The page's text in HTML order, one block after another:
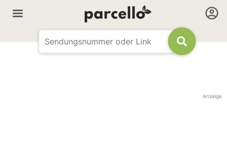
Anzeige